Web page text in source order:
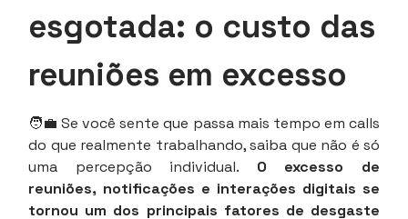
esgotada: o custo das
reuniões em excesso
🧑‍💼 Se você sente que passa mais tempo em calls
do que realmente trabalhando, saiba que não é só
uma percepção individual. O excesso de
reuniões, notificações e interações digitais se
tornou um dos principais fatores de desgaste